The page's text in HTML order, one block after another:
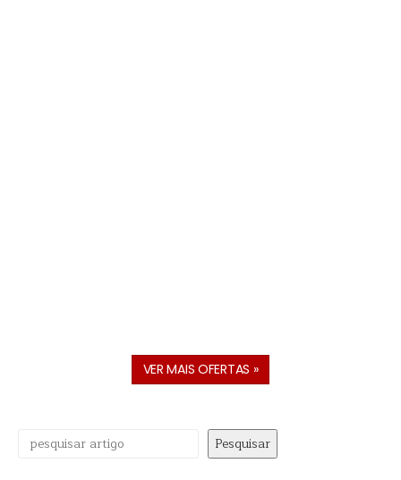
VER MAIS OFERTAS »
Pesquisar Pesquisar